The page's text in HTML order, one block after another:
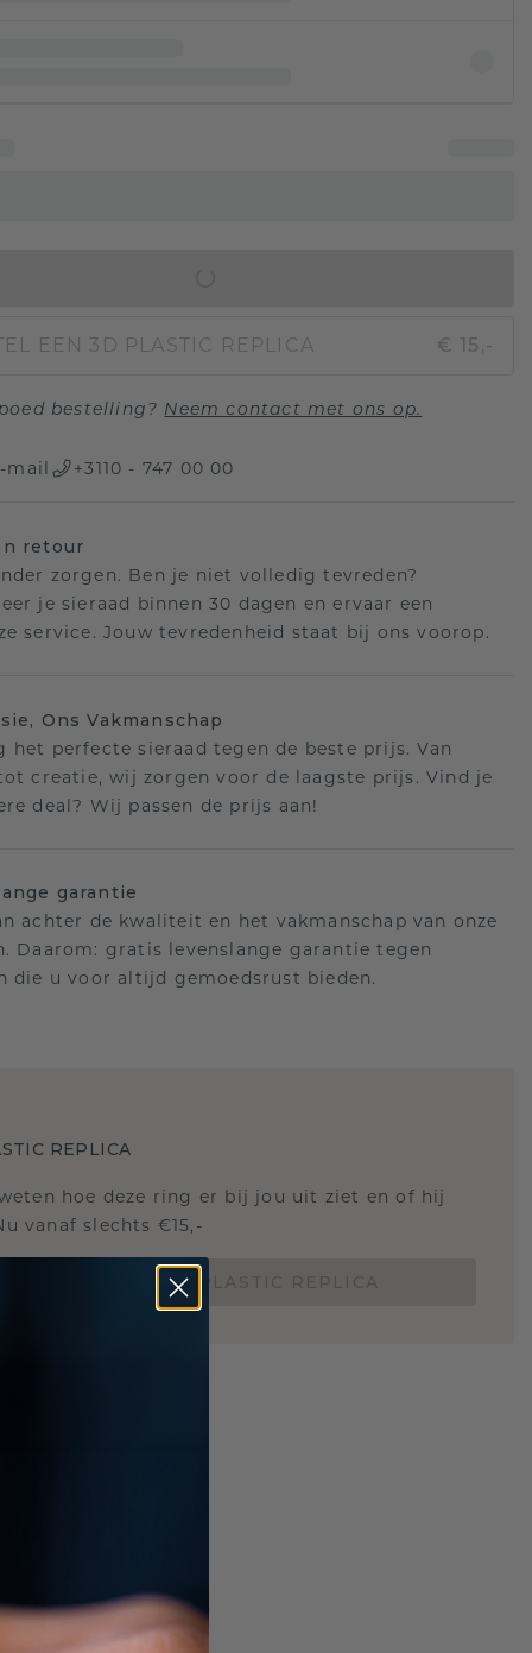
EEN 3D PLASTIC REPLICA € 15,-
bestelling? Neem contact met ons op.
mail +3110 - 747 00 00
retour
zorgen. Ben je niet volledig tevreden?
je sieraad binnen 30 dagen en ervaar een
service. Jouw tevredenheid staat bij ons voorop.
Ons Vakmanschap
het perfecte sieraad tegen de beste prijs. Van
creatie, wij zorgen voor de laagste prijs. Vind je
deal? Wij passen de prijs aan!
garantie
achter de kwaliteit en het vakmanschap van onze
Daarom: gratis levenslange garantie tegen
die u voor altijd gemoedsrust bieden.
REPLICA
hoe deze ring er bij jou uit ziet en of hij
vanaf slechts €15,-
BESTEL EEN 3D PLASTIC REPLICA